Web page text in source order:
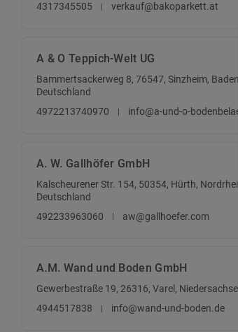
4317345505
verkauf@bakoparkett.at
A & O Teppich-Welt UG
Bammertsackerweg 8, 76547, Sinzheim,
Deutschland
4972213740970
info@a-und-o-
A. W. Gallhöfer GmbH
Kalscheurener Str. 154, 50354, Hürth,
Deutschland
492233963060
aw@gallhoefer.com
A.M. Wand und Boden GmbH
Gewerbestraße 19, 26316, Varel,
4944517838
info@wand-und-boden.de